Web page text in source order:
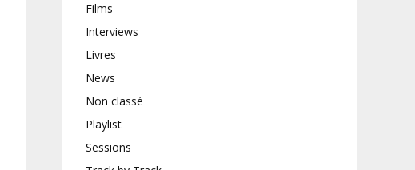
Films
Interviews
Livres
News
Non classé
Playlist
Sessions